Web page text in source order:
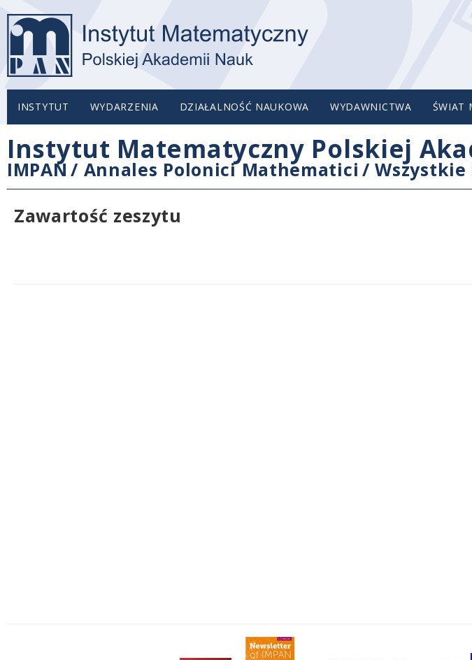
INSTYTUT WYDARZENIA DZIAŁALNOŚĆ NAUKOWA WYDAWNICTWA ŚWIAT
Instytut Matematyczny Polskiej
IMPAN / Annales Polonici Mathematici /Wszystkie
Zawartość zeszytu